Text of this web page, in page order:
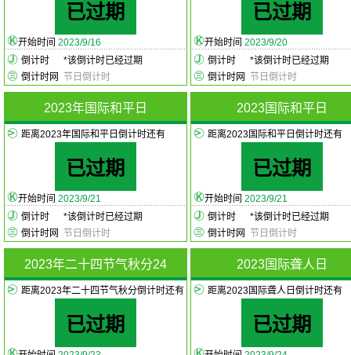
已过期
开始时间 2023/9/16
倒计时
*该倒计时已经过期
倒计时网
节日倒计时
已过期
开始时间 2023/9/20
倒计时
*该倒计时已经过期
倒计时网
节日倒计时
2023年国际和平日
距离2023年国际和平日倒计时还有
已过期
开始时间 2023/9/21
倒计时
*该倒计时已经过期
倒计时网
节日倒计时
2023国际和平日
距离2023国际和平日倒计时还有
已过期
开始时间 2023/9/21
倒计时
*该倒计时已经过期
倒计时网
节日倒计时
2023年二十四节气秋分24
距离2023年二十四节气秋分倒计时还有
已过期
2023国际聋人日
距离2023国际聋人日倒计时还有
已过期